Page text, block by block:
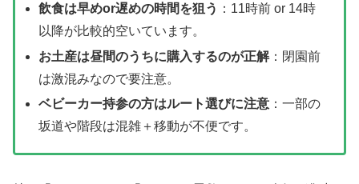
飲食は早めor遅めの時間を狙う ：11時前 or 14時
以降が比較的空いています。
お土産は昼間のうちに購入するのが正解：閉園前
は激混みなので要注意。
ベビーカー持参の方はルート選びに注意 ：一部の
坂道や階段は混雑＋移動が不便です。